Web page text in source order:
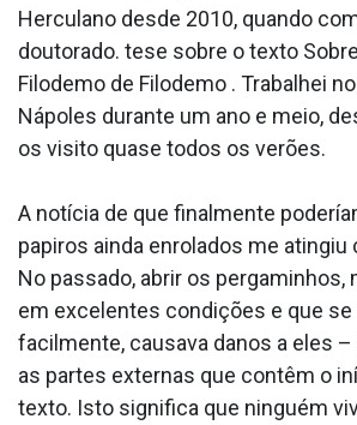
Herculano desde 2010, quando
doutorado. tese sobre o texto
Filodemo de Filodemo . Trabalhei
Nápoles durante um ano e meio,
os visito quase todos os verões.
A notícia de que finalmente
papiros ainda enrolados me atingiu
No passado, abrir os pergaminhos,
em excelentes condições e que
facilmente, causava danos a eles
as partes externas que contêm o
texto. Isto significa que ninguém